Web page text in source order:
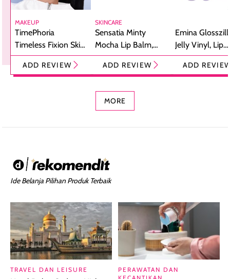
MAKEUP
TimePhoria
Timeless Fixion Skin
Tint Stick,
Foundation dan
ADD REVIEW
SKINCARE
Sensatia Minty
Mocha Lip Balm,
Pelembap Bibir
dengan Aroma
ADD REVIEW
Emina
Jelly Vinyl, Lip
Cream Glossy
Ringan
ADD
MORE
Ide Belanja Pilihan Produk Terbaik
TRAVEL DAN LEISURE
PERAWATAN DAN